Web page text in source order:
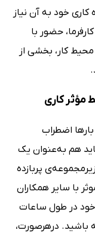
کاری خود به آن نیاز
حضور با
کار، بخشی از
مؤثر کاری
اضطراب
هم به‌عنوان یک
پربازده
با سایر همکاران
خود در طول ساعات
باشید. درهرصورت،